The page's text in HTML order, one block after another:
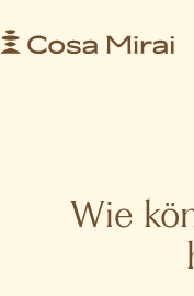
k
i
Wie